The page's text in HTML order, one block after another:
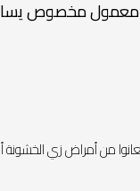
معمول مخصوص
من أمراض زي الخشونة